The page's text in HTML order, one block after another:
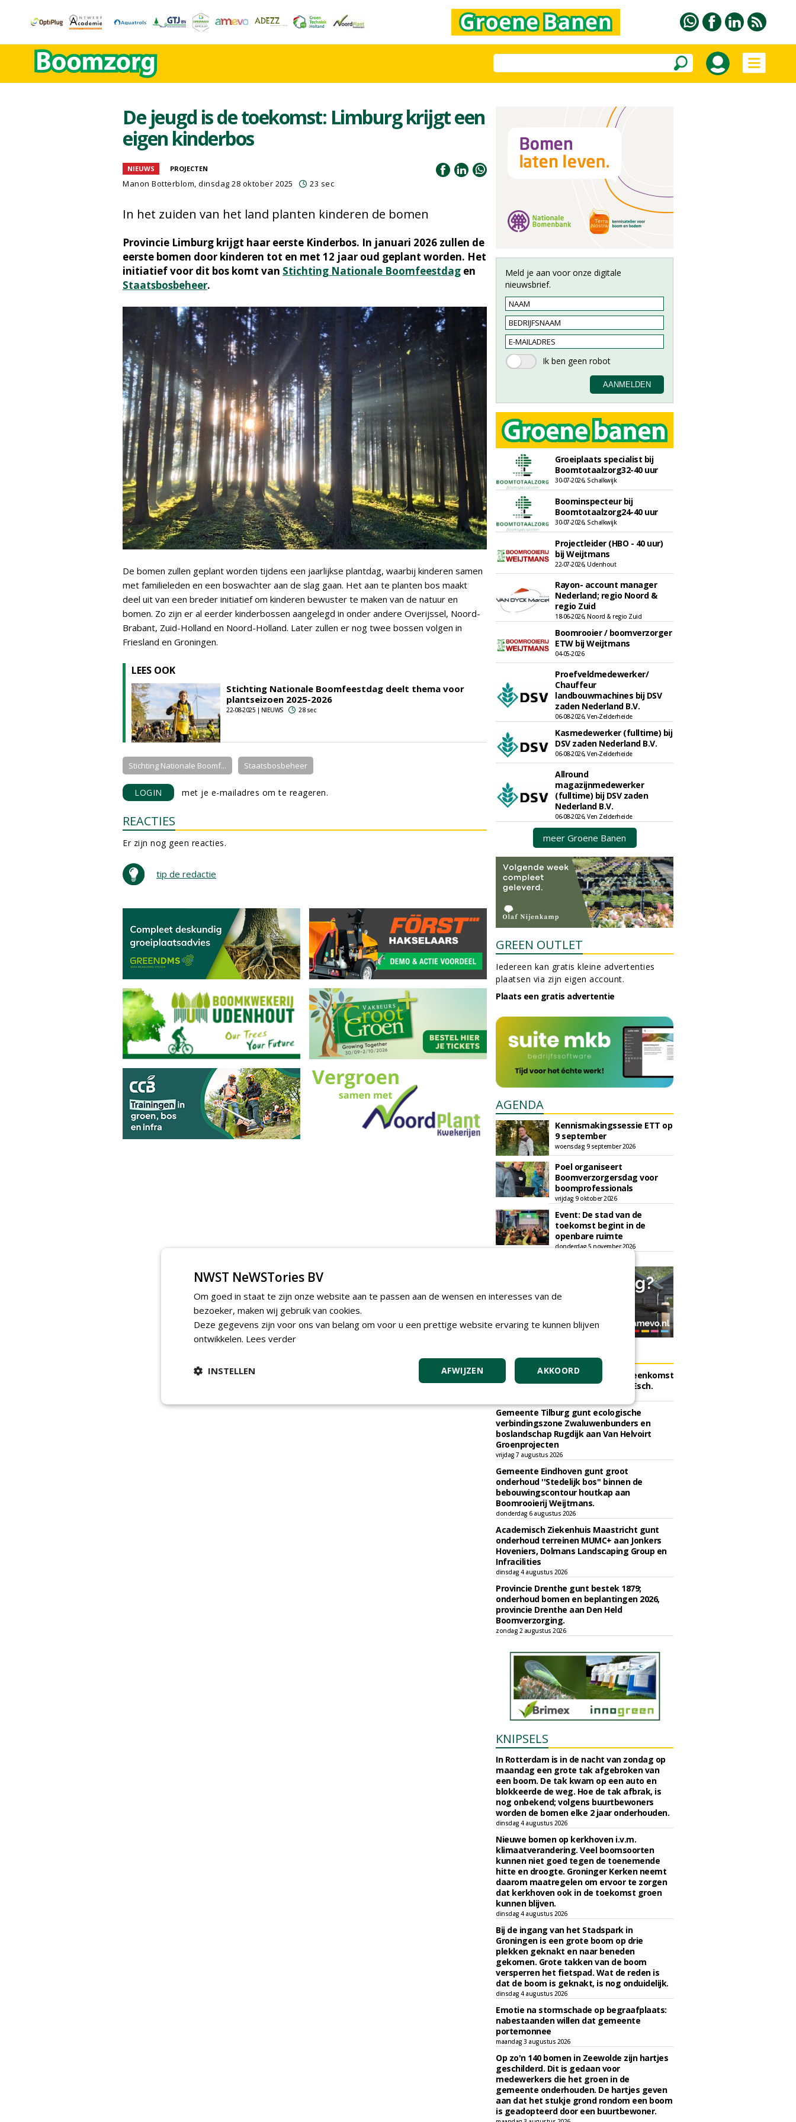
De jeugd is de toekomst: Limburg krijgt een
eigen kinderbos
NIEUWS PROJECTEN
Manon Botterblom, dinsdag 28 oktober 2025 23 sec
In het zuiden van het land planten kinderen de bomen
Provincie Limburg krijgt haar eerste Kinderbos. In januari 2026 zullen de
eerste bomen door kinderen tot en met 12 jaar oud geplant worden. Het
initiatief voor dit bos komt van Stichting Nationale Boomfeestdag en
Staatsbosbeheer.
De bomen zullen geplant worden tijdens een jaarlijkse plantdag, waarbij kinderen samen
met familieleden en een boswachter aan de slag gaan. Het aan te planten bos maakt
deel uit van een breder initiatief om kinderen bewuster te maken van de natuur en
bomen. Zo zijn er al eerder kinderbossen aangelegd in onder andere Overijssel, Noord-
Brabant, Zuid-Holland en Noord-Holland. Later zullen er nog twee bossen volgen in
Friesland en Groningen.
LEES OOK
Stichting Nationale Boomfeestdag deelt thema voor
plantseizoen 2025-2026
22-08-2025 | NIEUWS 28 sec
Stichting Nationale Boomf... Staatsbosbeheer
LOGIN met je e-mailadres om te reageren.
REACTIES
Er zijn nog geen reacties.
tip de redactie
Meld je aan voor onze digitale
nieuwsbrief.
Groeiplaats specialist bij
Boomtotaalzorg32-40 uur
30-07-2026, Schalkwijk
Boominspecteur bij
Boomtotaalzorg24-40 uur
30-07-2026, Schalkwijk
Projectleider (HBO - 40 uur)
bij Weijtmans
22-07-2026, Udenhout
Rayon- account manager
Nederland; regio Noord &
regio Zuid
18-06-2026, Noord & regio Zuid
Boomrooier / boomverzorger
ETW bij Weijtmans
04-05-2026
Proefveldmedewerker/
Chauffeur
landbouwmachines bij DSV
zaden Nederland B.V.
06-08-2026, Ven-Zelderheide
Kasmedewerker (fulltime) bij
DSV zaden Nederland B.V.
06-08-2026, Ven-Zelderheide
Allround
magazijnmedewerker
(fulltime) bij DSV zaden
Nederland B.V.
06-08-2026, Ven Zelderheide
meer Groene Banen
GREEN OUTLET
Iedereen kan gratis kleine advertenties
plaatsen via zijn eigen account.
Plaats een gratis advertentie
AGENDA
Kennismakingssessie ETT op
9 september
woensdag 9 september 2026
Poel organiseert
Boomverzorgersdag voor
boomprofessionals
vrijdag 9 oktober 2026
Event: De stad van de
toekomst begint in de
openbare ruimte
donderdag 5 november 2026
TENDERS
Gemeente Tilburg gunt raamovereenkomst
kap en herplant bomen aan J. van Esch.
Gemeente Tilburg gunt ecologische
verbindingszone Zwaluwenbunders en
boslandschap Rugdijk aan Van Helvoirt
Groenprojecten
vrijdag 7 augustus 2026
Gemeente Eindhoven gunt groot
onderhoud ''Stedelijk bos'' binnen de
bebouwingscontour houtkap aan
Boomrooierij Weijtmans.
donderdag 6 augustus 2026
Academisch Ziekenhuis Maastricht gunt
onderhoud terreinen MUMC+ aan Jonkers
Hoveniers, Dolmans Landscaping Group en
Infracilities
dinsdag 4 augustus 2026
Provincie Drenthe gunt bestek 1879;
onderhoud bomen en beplantingen 2026,
provincie Drenthe aan Den Held
Boomverzorging.
zondag 2 augustus 2026
KNIPSELS
In Rotterdam is in de nacht van zondag op
maandag een grote tak afgebroken van
een boom. De tak kwam op een auto en
blokkeerde de weg. Hoe de tak afbrak, is
nog onbekend; volgens buurtbewoners
worden de bomen elke 2 jaar onderhouden.
dinsdag 4 augustus 2026
Nieuwe bomen op kerkhoven i.v.m.
klimaatverandering. Veel boomsoorten
kunnen niet goed tegen de toenemende
hitte en droogte. Groninger Kerken neemt
daarom maatregelen om ervoor te zorgen
dat kerkhoven ook in de toekomst groen
kunnen blijven.
dinsdag 4 augustus 2026
Bij de ingang van het Stadspark in
Groningen is een grote boom op drie
plekken geknakt en naar beneden
gekomen. Grote takken van de boom
versperren het fietspad. Wat de reden is
dat de boom is geknakt, is nog onduidelijk.
dinsdag 4 augustus 2026
Emotie na stormschade op begraafplaats:
nabestaanden willen dat gemeente
portemonnee
maandag 3 augustus 2026
Op zo'n 140 bomen in Zeewolde zijn hartjes
geschilderd. Dit is gedaan voor
medewerkers die het groen in de
gemeente onderhouden. De hartjes geven
aan dat het stukje grond rondom een boom
is geadopteerd door een buurtbewoner.
NWST NeWSTories BV
Om goed in staat te zijn onze website aan te passen aan de wensen en interesses van de
bezoeker, maken wij gebruik van cookies.
Deze gegevens zijn voor ons van belang om voor u een prettige website ervaring te kunnen blijven
ontwikkelen. Lees verder
AKKOORD
AFWIJZEN
INSTELLEN